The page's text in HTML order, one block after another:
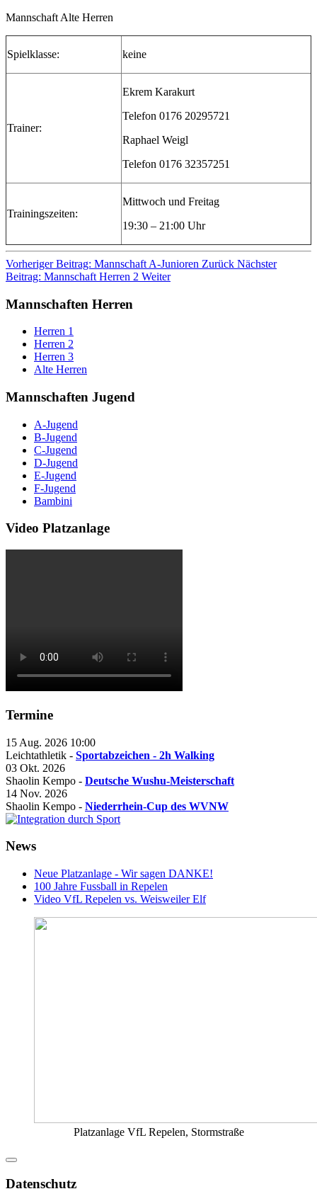
Mannschaft Alte Herren
Spielklasse: keine
Trainer:
Ekrem Karakurt
Telefon 0176 20295721
Raphael Weigl
Telefon 0176 32357251
Trainingszeiten:
Mittwoch und Freitag
19:30 – 21:00 Uhr
Vorheriger Beitrag: Mannschaft A-Junioren Zurück Nächster
Beitrag: Mannschaft Herren 2 Weiter
Mannschaften Herren
Herren 1
Herren 2
Herren 3
Alte Herren
Mannschaften Jugend
A-Jugend
B-Jugend
C-Jugend
D-Jugend
E-Jugend
F-Jugend
Bambini
Video Platzanlage
Termine
15 Aug. 2026 10:00
Leichtathletik - Sportabzeichen - 2h Walking
03 Okt. 2026
Shaolin Kempo - Deutsche Wushu-Meisterschaft
14 Nov. 2026
Shaolin Kempo - Niederrhein-Cup des WVNW
News
Neue Platzanlage - Wir sagen DANKE!
100 Jahre Fussball in Repelen
Video VfL Repelen vs. Weisweiler Elf
Platzanlage VfL Repelen, Stormstraße
Datenschutz